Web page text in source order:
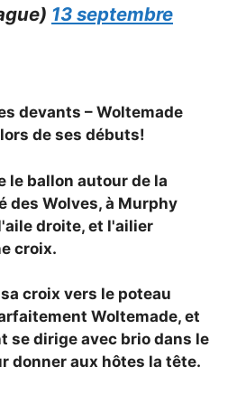
13 septembre
devants – Woltemade
de ses débuts!
le ballon autour de la
des Wolves, à Murphy
droite, et l'ailier
croix.
croix vers le poteau
Woltemade, et
se dirige avec brio dans le
donner aux hôtes la tête.